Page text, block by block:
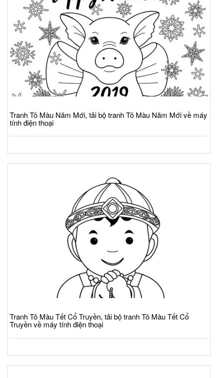
Tranh Tô Màu Năm Mới, tải bộ tranh Tô Màu Năm Mới về máy
tính điện thoại
Tranh Tô Màu Tết Cổ Truyền, tải bộ tranh Tô Màu Tết Cổ
Truyền về máy tính điện thoại